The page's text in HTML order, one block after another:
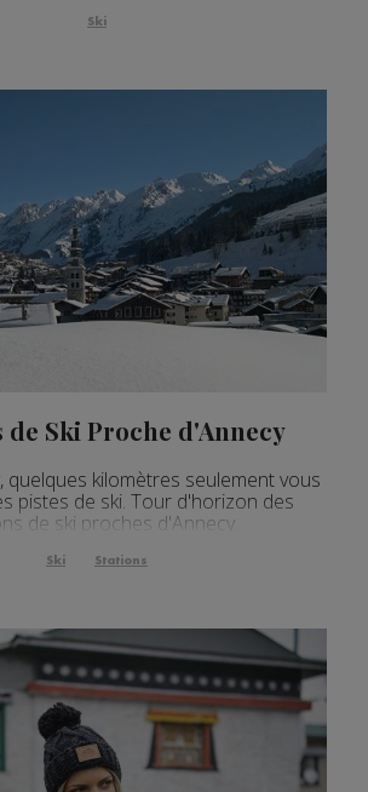
Ski
de Ski Proche d'Annecy
quelques kilomètres seulement vous
pistes de ski. Tour d'horizon des
de ski proches d'Annecy.
Ski Stations